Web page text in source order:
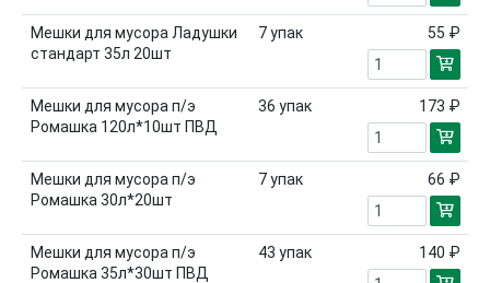
Мешки для мусора Ладушки
стандарт 35л 20шт
7упак 55 ₽
Мешки для мусора п/э
Ромашка 120л*10шт ПВД
36 упак 173 ₽
Мешки для мусора п/э
Ромашка 30л*20шт
7упак 66 ₽
Мешки для мусора п/э
Ромашка 35л*30шт ПВД
43 упак 140 ₽